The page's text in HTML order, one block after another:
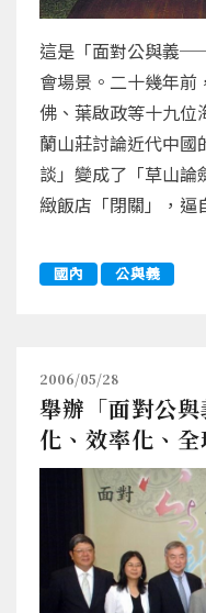
這是「面對公與義
會場景。二十幾年前
佛、葉啟政等十九位
蘭山莊討論近代中國
談」變成了「草山論
緻飯店「閉關」，逼
國內 公與義
2006/05/28
舉辦「面對公
化、效率化、